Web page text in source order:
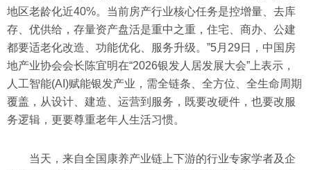
地区老龄化近40%。当前房产行业核心任务是控增量、去库
存、优供给，存量资产盘活是重中之重，住宅、商办、公建
都要适老化改造、功能优化、服务升级。”5月29日，中国房
地产业协会会长陈宜明在“2026银发人居发展大会”上表示，
人工智能(AI)赋能银发产业，需全链条、全方位、全生命周期
覆盖，从设计、建造、运营到服务，既要改硬件，也要改服
务逻辑，更要尊重老年人生活习惯。
当天，来自全国康养产业链上下游的行业专家学者及企